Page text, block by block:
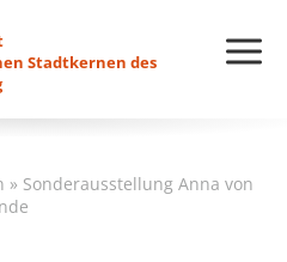
Stadtkernen des
» Sonderausstellung Anna von